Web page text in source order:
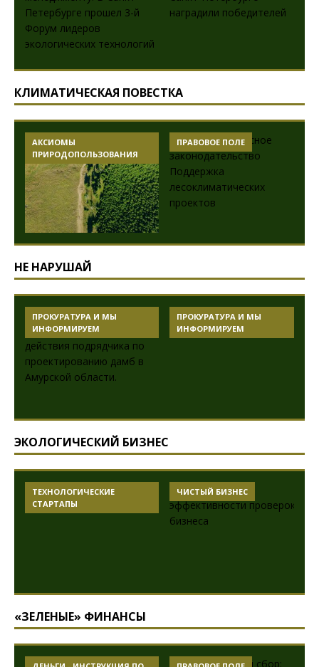
КЛИМАТИЧЕСКАЯ ПОВЕСТКА
АКСИОМЫ
ПРИРОДОПОЛЬЗОВАНИЯ
ПРАВОВОЕ ПОЛЕ
НЕ НАРУШАЙ
ПРОКУРАТУРА И МЫ
ИНФОРМИРУЕМ
ПРОКУРАТУРА И МЫ
ИНФОРМИРУЕМ
ЭКОЛОГИЧЕСКИЙ БИЗНЕС
ТЕХНОЛОГИЧЕСКИЕ
СТАРТАПЫ
ЧИСТЫЙ БИЗНЕС
«ЗЕЛЕНЫЕ» ФИНАНСЫ